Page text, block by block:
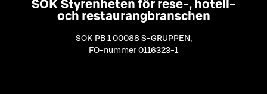
SOK Styrenheten för rese-, hotell-
och restaurangbranschen
SOK PB 1 00088 S-GRUPPEN ,
FO-nummer 0116323-1